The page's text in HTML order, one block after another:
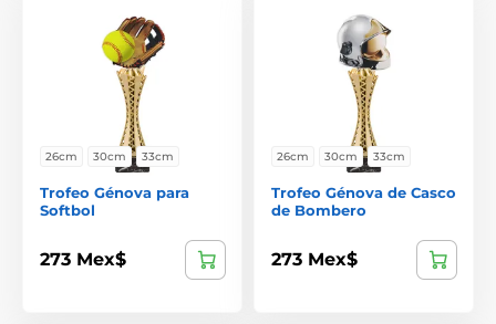
26cm 30cm 33cm
Trofeo Génova para
Softbol
273 Mex$
26cm 30cm 33cm
Trofeo Génova de Casco
de Bombero
273 Mex$